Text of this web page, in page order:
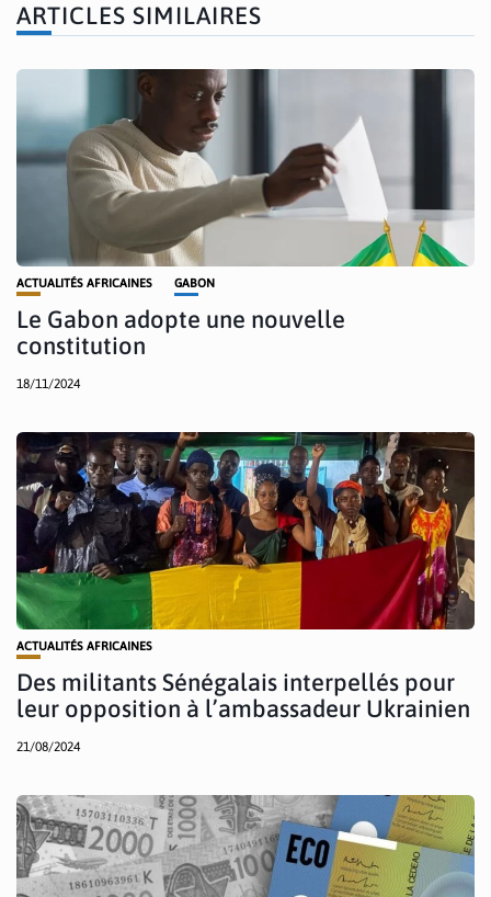
ARTICLES SIMILAIRES
ACTUALITÉS AFRICAINES GABON
Le Gabon adopte une nouvelle
constitution
18/11/2024
ACTUALITÉS AFRICAINES
Des militants Sénégalais interpellés pour
leur opposition à l’ambassadeur Ukrainien
21/08/2024